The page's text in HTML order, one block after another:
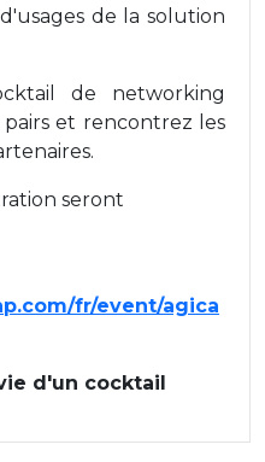
de la solution
de networking
et rencontrez les
seront
fr/event/agica
d'un cocktail